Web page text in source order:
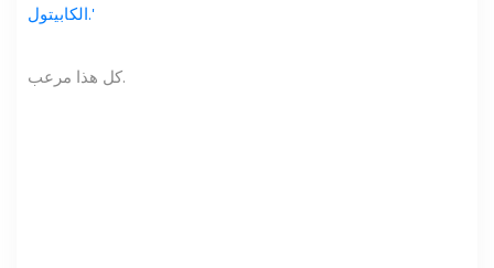
الكابيتول.'
كل هذا مرعب.